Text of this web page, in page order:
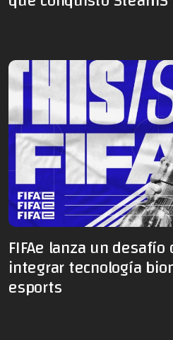
FIFAe lanza un
integrar tecnología
esports